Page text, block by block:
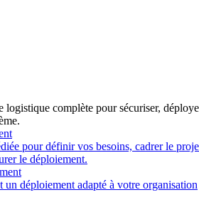
logistique complète pour sécuriser,
pour définir vos besoins, cadrer le
le déploiement.
un déploiement adapté à votre organisation